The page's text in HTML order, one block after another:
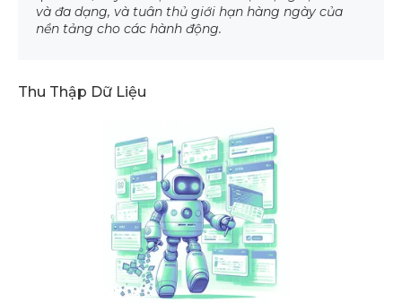
và đa dạng, và tuân thủ giới hạn hàng ngày của
nền tảng cho các hành động.
Thu Thập Dữ Liệu